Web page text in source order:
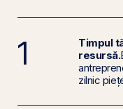
1
Timpul
resursă.
zilnic